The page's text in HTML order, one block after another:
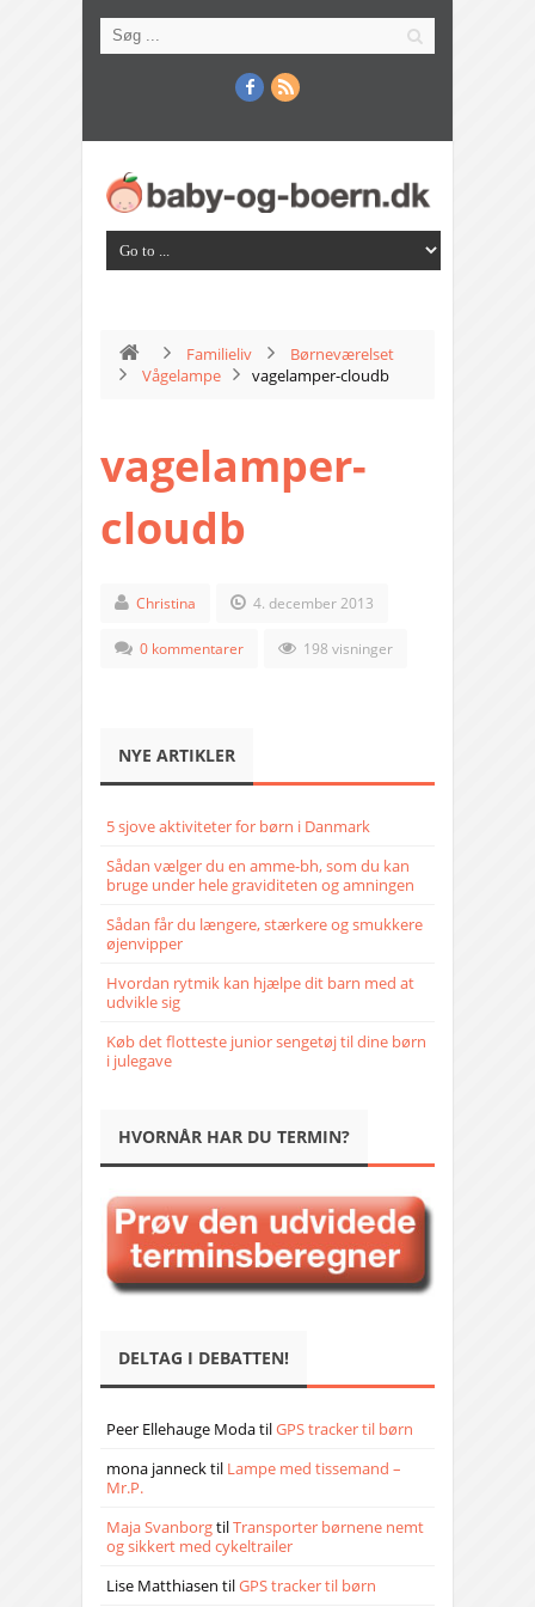
Familieliv
Børneværelset
Vågelampe
vagelamper-cloudb
vagelamper-
cloudb
Christina 4. december 2013
0 kommentarer 198 visninger
NYE ARTIKLER
5 sjove aktiviteter for børn i Danmark
Sådan vælger du en amme-bh, som du kan
bruge under hele graviditeten og amningen
Sådan får du længere, stærkere og smukkere
øjenvipper
Hvordan rytmik kan hjælpe dit barn med at
udvikle sig
Køb det flotteste junior sengetøj til dine børn
i julegave
HVORNÅR HAR DU TERMIN?
DELTAG I DEBATTEN!
Peer Ellehauge ModatilGPS tracker til børn
mona jannecktil Lampe med tissemand –
Mr.P.
Maja SvanborgtilTransporter børnene nemt
og sikkert med cykeltrailer
Lise Matthiasen tilGPS tracker til børn